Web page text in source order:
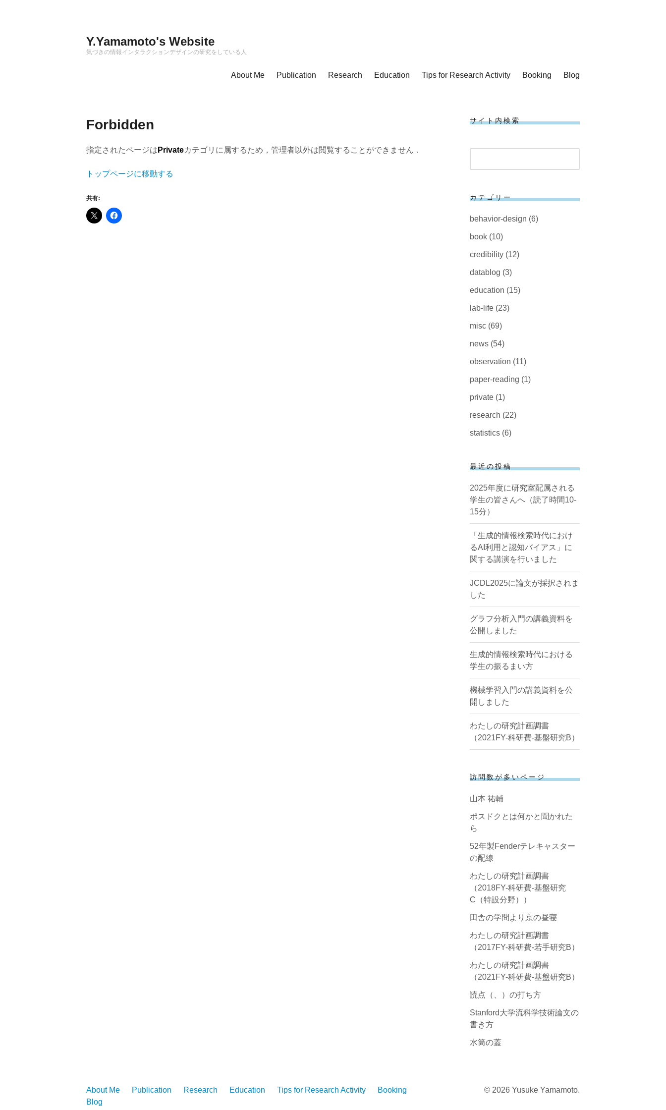
Y.Yamamoto's Website
気づきの情報インタラクションデザインの研究をしている人
About Me Publication Research Education Tips for Research Activity Booking Blog
Forbidden
指定されたページは Privateカテゴリに属するため，管理者以外は閲覧することができません．
トップページに移動する
共有:
サイト内検索
カテゴリー
behavior-design (6)
book (10)
credibility (12)
datablog (3)
education (15)
lab-life (23)
misc (69)
news (54)
observation (11)
paper-reading (1)
private (1)
research (22)
statistics (6)
最近の投稿
2025年度に研究室配属される
学生の皆さんへ（読了時間10-
15分）
「生成的情報検索時代におけ
るAI利用と認知バイアス」に
関する講演を行いました
JCDL2025に論文が採択されま
した
グラフ分析入門の講義資料を
公開しました
生成的情報検索時代における
学生の振るまい方
機械学習入門の講義資料を公
開しました
わたしの研究計画調書
（2021FY-科研費-基盤研究B）
訪問数が多いページ
山本 祐輔
ポスドクとは何かと聞かれた
ら
52年製Fenderテレキャスター
の配線
わたしの研究計画調書
（2018FY-科研費-基盤研究
C（特設分野））
田舎の学問より京の昼寝
わたしの研究計画調書
（2017FY-科研費-若手研究B）
わたしの研究計画調書
（2021FY-科研費-基盤研究B）
読点（、）の打ち方
Stanford大学流科学技術論文の
書き方
水筒の蓋
About Me Publication Research Education Tips for Research Activity
Booking
Blog
© 2026 Yusuke Yamamoto.